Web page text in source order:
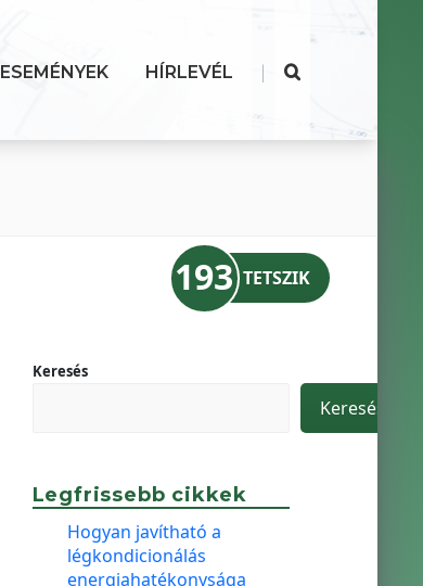
ESEMÉNYEK HÍRLEVÉL |
193 TETSZIK
Keresés
Keresés
Legfrissebb cikkek
Hogyan javítható a
légkondicionálás
energiahatékonysága